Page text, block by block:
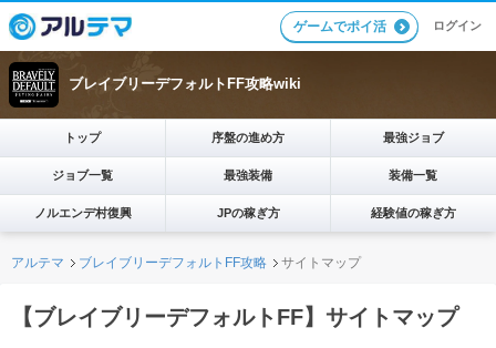
ゲームでポイ活 ログイン
ブレイブリーデフォルトFF攻略wiki
トップ 序盤の進め方 最強ジョブ
ジョブ一覧 最強装備 装備一覧
ノルエンデ村復興 JPの稼ぎ方 経験値の稼ぎ方
アルテマ ブレイブリーデフォルトFF攻略 サイトマップ
【ブレイブリーデフォルトFF】サイトマップ